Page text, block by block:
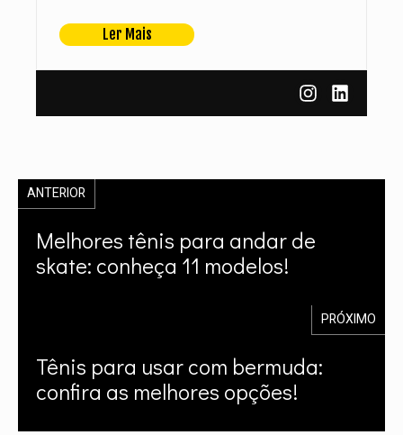
Ler Mais
ANTERIOR
Melhores tênis para andar de
skate: conheça 11 modelos!
PRÓXIMO
Tênis para usar com bermuda:
confira as melhores opções!